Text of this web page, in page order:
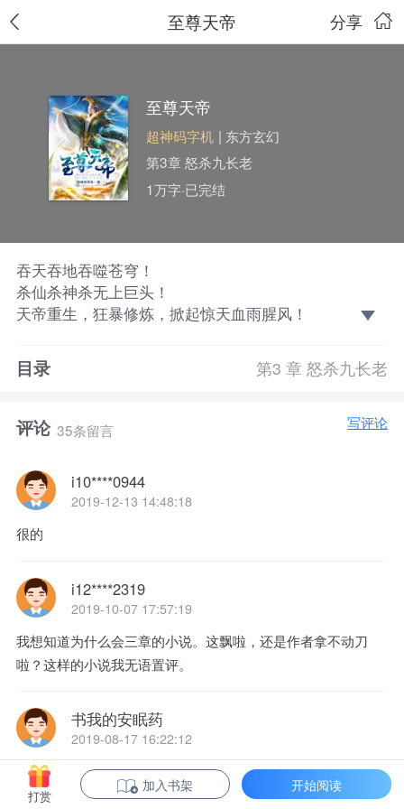
分享
至尊天帝
至尊天帝
超神码字机 | 东方玄幻
第3章 怒杀九长老
1万字·已完结
吞天吞地吞噬苍穹！
杀仙杀神杀无上巨头！
天帝重生，狂暴修炼，掀起惊天血雨腥风！
死！
目录 第3 章 怒杀九长老
评论 35条留言 写评论
i10****0944
2019-12-13 14:48:18
很的
i12****2319
2019-10-07 17:57:19
我想知道为什么会三章的小说。这飘啦，还是作者拿不动刀
啦？这样的小说我无语置评。
书我的安眠药
2019-08-17 16:22:12
挺有意思，节奏快点挺好
打赏
加入书架 开始阅读